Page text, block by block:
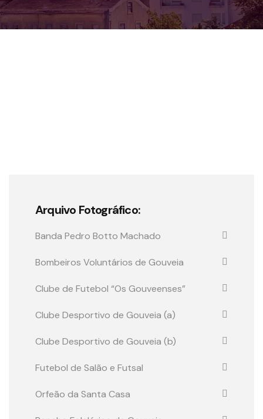
Arquivo Fotográfico:
Banda Pedro Botto Machado
Bombeiros Voluntários de Gouveia
Clube de Futebol “Os Gouveenses”
Clube Desportivo de Gouveia (a)
Clube Desportivo de Gouveia (b)
Futebol de Salão e Futsal
Orfeão da Santa Casa